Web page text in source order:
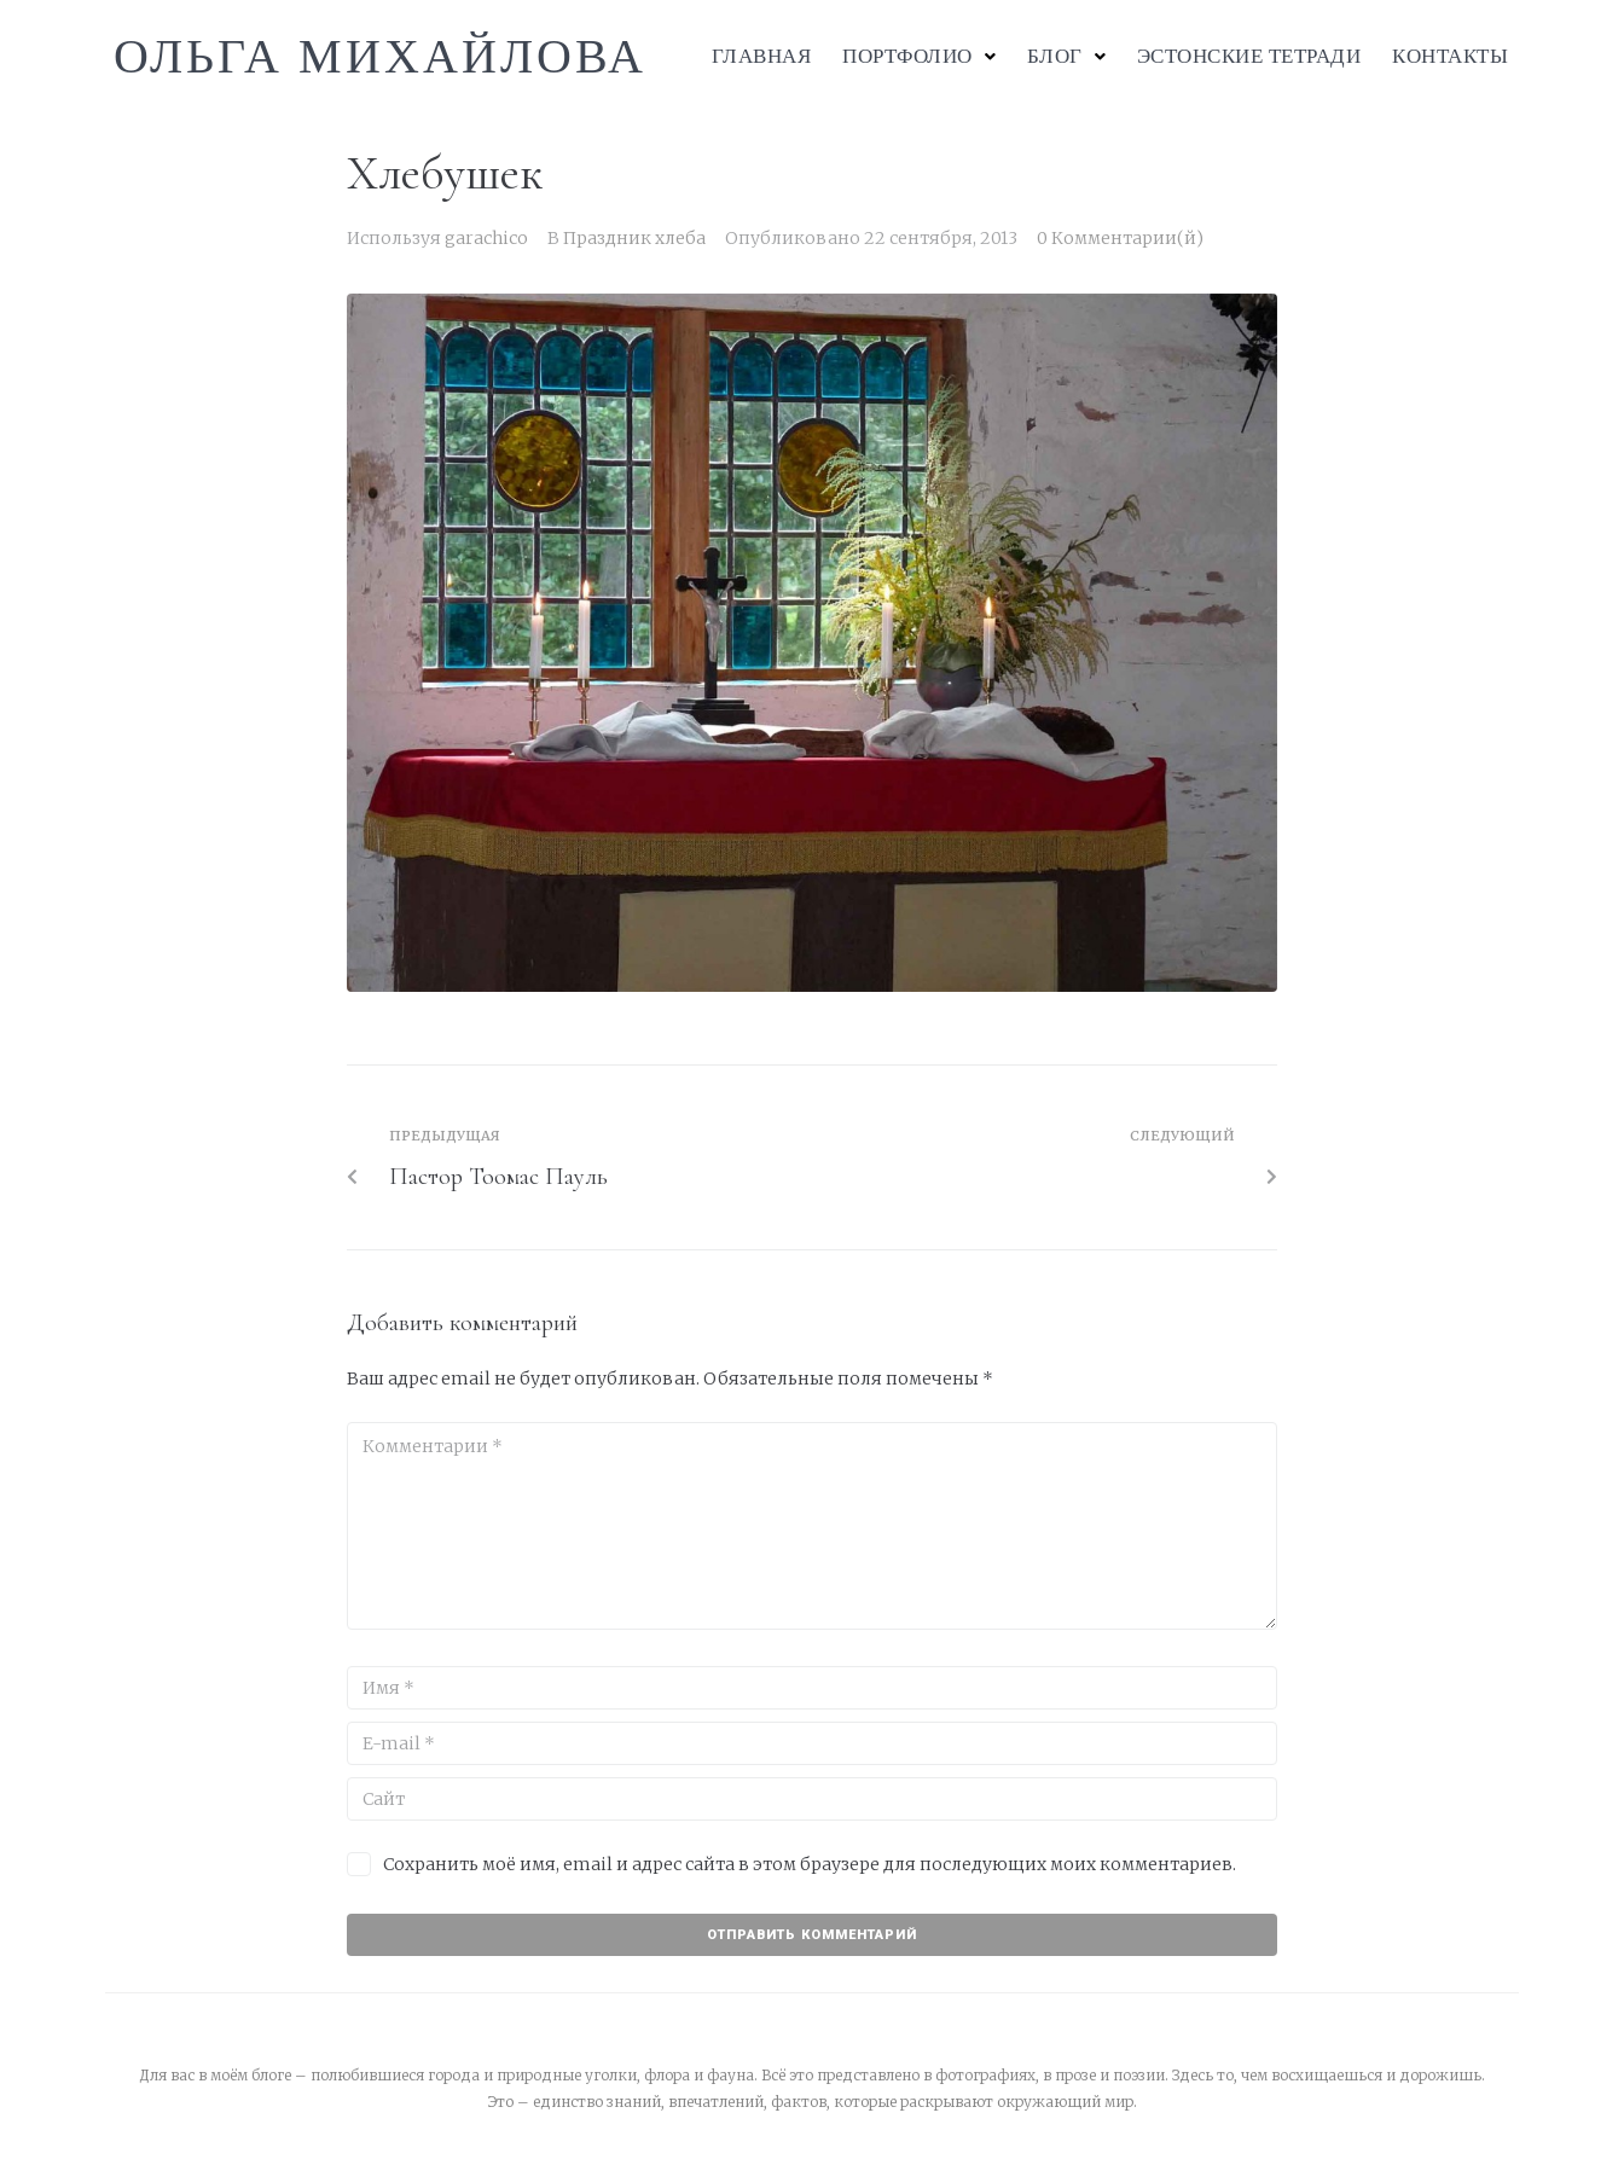
ОЛЬГА МИХАЙЛОВА ГЛАВНАЯ ПОРТФОЛИО БЛОГ ЭСТОНСКИЕ ТЕТРАДИ КОНТАКТЫ
Хлебушек
Используя garachico В Праздник хлеба Опубликовано 22 сентября, 2013 0 Комментарии(й)
ПРЕДЫДУЩАЯ
Пастор Тоомас Пауль
СЛЕДУЮЩИЙ
Добавить комментарий
Ваш адрес email не будет опубликован. Обязательные поля помечены *
Сохранить моё имя, email и адрес сайта в этом браузере для последующих моих комментариев.
Для вас в моём блоге – полюбившиеся города и природные уголки, флора и фауна. Всё это представлено в фотографиях, в прозе и поэзии. Здесь то, чем восхищаешься и дорожишь.
Это – единство знаний, впечатлений, фактов, которые раскрывают окружающий мир.